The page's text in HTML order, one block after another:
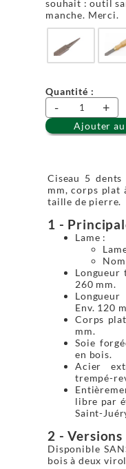
souhait : outil
manche. Merci.
Quantité :
- +
Ajouter
Ciseau 5
mm, corps plat
taille de pierre.
1 -
Lame :
Longueur
260 mm.
Env. 120
Corps
mm.
Soie
en bois.
Acier
trempé-
libre par
Saint-
2 - Versions
Disponible
bois à deux